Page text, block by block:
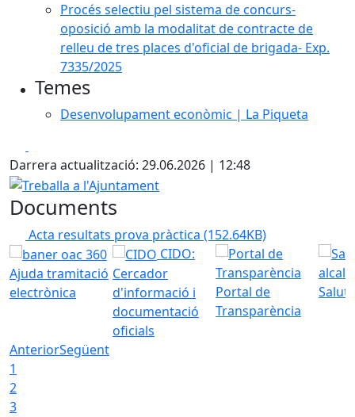
Procés selectiu pel sistema de concurs-
oposició amb la modalitat de contracte de
relleu de tres places d'oficial de brigada- Exp.
7335/2025
Temes
Desenvolupament econòmic | La Piqueta
Darrera actualització: 29.06.2026 | 12:48
Treballa a l'Ajuntament
Documents
Acta resultats prova pràctica (152.64KB)
Ajuda tramitació
electrònica
CIDO:
Cercador
d'informació i
documentació
oficials
Portal de
Transparència
AnteriorSegüent
1
2
3